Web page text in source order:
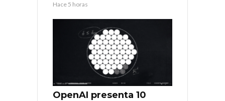
Hace 5 horas
OpenAI presenta 10